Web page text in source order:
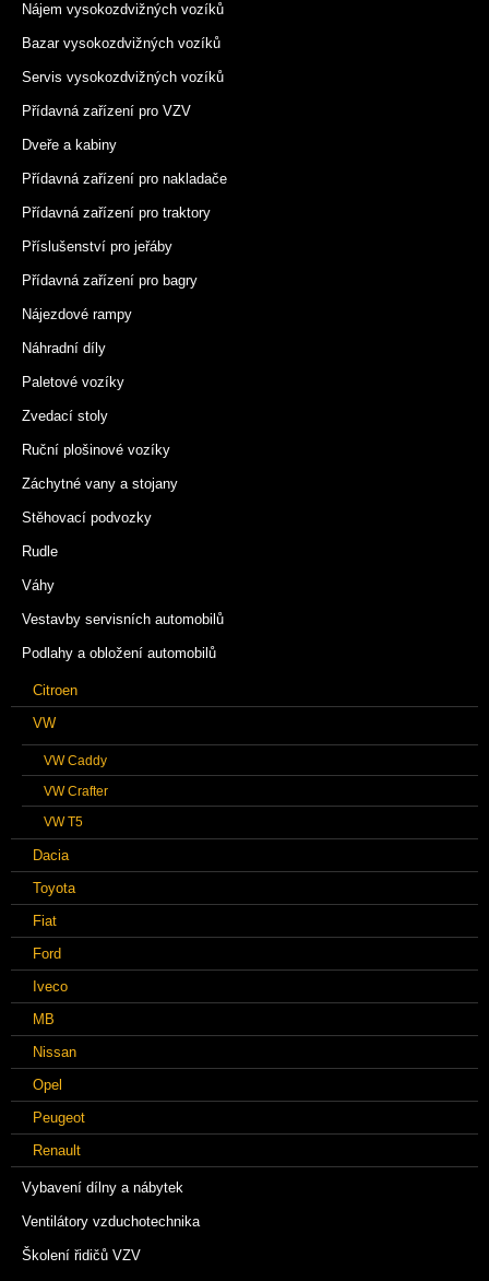
Nájem vysokozdvižných vozíků
Bazar vysokozdvižných vozíků
Servis vysokozdvižných vozíků
Přídavná zařízení pro VZV
Dveře a kabiny
Přídavná zařízení pro nakladače
Přídavná zařízení pro traktory
Příslušenství pro jeřáby
Přídavná zařízení pro bagry
Nájezdové rampy
Náhradní díly
Paletové vozíky
Zvedací stoly
Ruční plošinové vozíky
Záchytné vany a stojany
Stěhovací podvozky
Rudle
Váhy
Vestavby servisních automobilů
Podlahy a obložení automobilů
Citroen
VW
VW Caddy
VW Crafter
VW T5
Dacia
Toyota
Fiat
Ford
Iveco
MB
Nissan
Opel
Peugeot
Renault
Vybavení dílny a nábytek
Ventilátory vzduchotechnika
Školení řidičů VZV